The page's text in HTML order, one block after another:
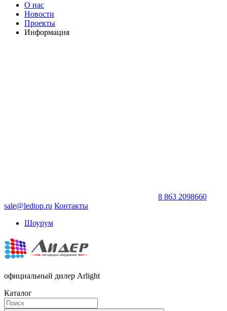
О нас
Новости
Проекты
Информация
8 863 2098660
sale@ledtop.ru Контакты
Шоурум
официальный дилер Arlight
Каталог